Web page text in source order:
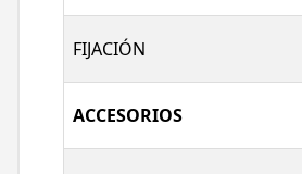
FIJACIÓN
ACCESORIOS